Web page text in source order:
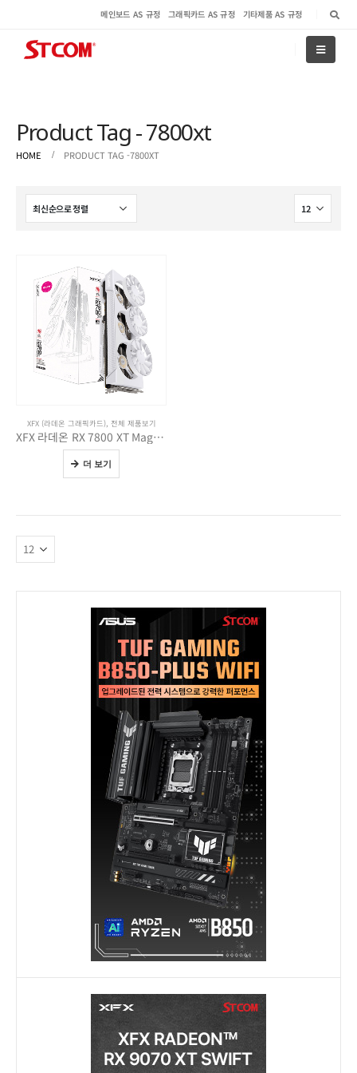
메인보드 AS 규정 그래픽카드 AS 규정 기타제품 AS 규정
Product Tag - 7800xt
HOME PRODUCT TAG -7800XT
XFX (라데온 그래픽카드), 전체 제품보기
XFX 라데온 RX 7800 XT Magnetic Air WHITE D6 16GB
더 보기